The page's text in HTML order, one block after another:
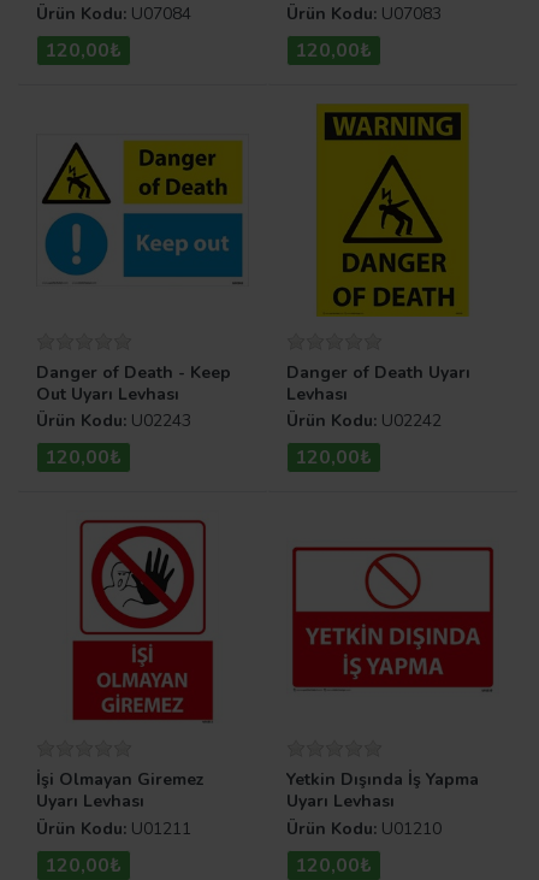
Ürün Kodu: U07084
120,00₺
Ürün Kodu: U07083
120,00₺
Danger of Death - Keep
Out Uyarı Levhası
Ürün Kodu: U02243
120,00₺
Danger of Death Uyarı
Levhası
Ürün Kodu: U02242
120,00₺
İşi Olmayan Giremez
Uyarı Levhası
Ürün Kodu: U01211
120,00₺
Yetkin Dışında İş Yapma
Uyarı Levhası
Ürün Kodu: U01210
120,00₺